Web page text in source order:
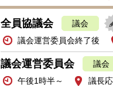
全員協議会
議会
議会運営委員会終了後
議会運営委員会
議会
午後1時半～
議長